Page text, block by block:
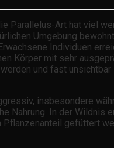
Parallelus-Art hat viel
Umgebung
Individuen
Körper mit sehr
und fast
insbesondere
In der Wildnis
gefüttert